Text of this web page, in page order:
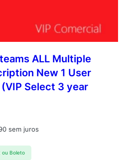
ALL Multiple
New 1 User
Select 3 year
sem juros
ou Boleto